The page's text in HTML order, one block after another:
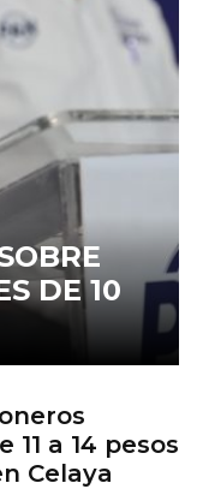
DE 10
a 14 pesos
Celaya